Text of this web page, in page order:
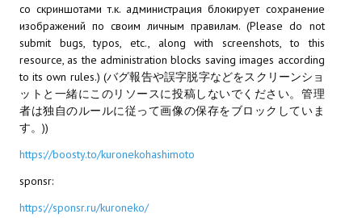
со скриншотами т.к. администрация блокирует сохранение
изображений по своим личным правилам. (Please do not
submit bugs, typos, etc., along with screenshots, to this
resource, as the administration blocks saving images according
to its own rules.) (バグ報告や誤字脱字などをスクリーンショ
ットと一緒にこのリソースに投稿しないでください。管理
者は独自のルールに従って画像の保存をブロックしていま
す。))
https://boosty.to/kuronekohashimoto
sponsr:
https://sponsr.ru/kuroneko/